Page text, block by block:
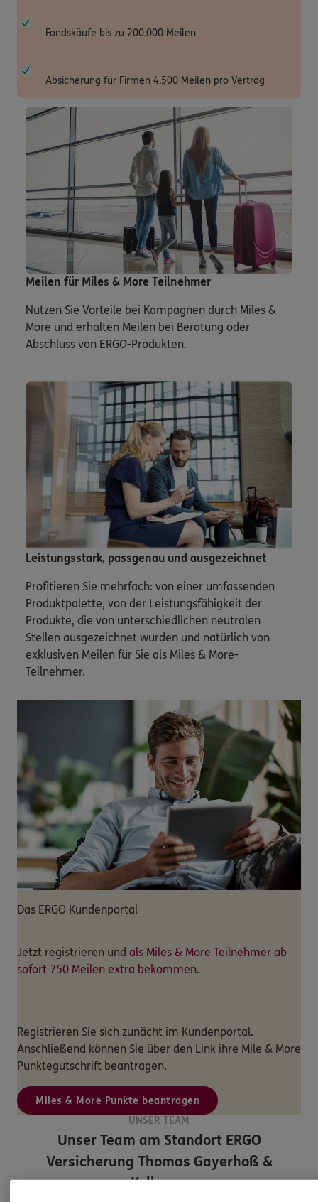
Fondskäufe bis zu 200.000 Meilen
Absicherung für Firmen 4.500 Meilen pro Vertrag
Meilen für Miles & More Teilnehmer
Nutzen Sie Vorteile bei Kampagnen durch Miles &
More und erhalten Meilen bei Beratung oder
Abschluss von ERGO-Produkten.
Leistungsstark, passgenau und ausgezeichnet
Profitieren Sie mehrfach: von einer umfassenden
Produktpalette, von der Leistungsfähigkeit der
Produkte, die von unterschiedlichen neutralen
Stellen ausgezeichnet wurden und natürlich von
exklusiven Meilen für Sie als Miles & More-
Teilnehmer.
Das ERGO Kundenportal
Jetzt registrieren und als Miles & More Teilnehmer ab
sofort 750 Meilen extra bekommen.
Registrieren Sie sich zunächt im Kundenportal.
Anschließend können Sie über den Link ihre Mile & More
Punktegutschrift beantragen.
Miles & More Punkte beantragen
UNSER TEAM
Unser Team am StandortERGO
Versicherung Thomas Gayerhoß &
Kollegen